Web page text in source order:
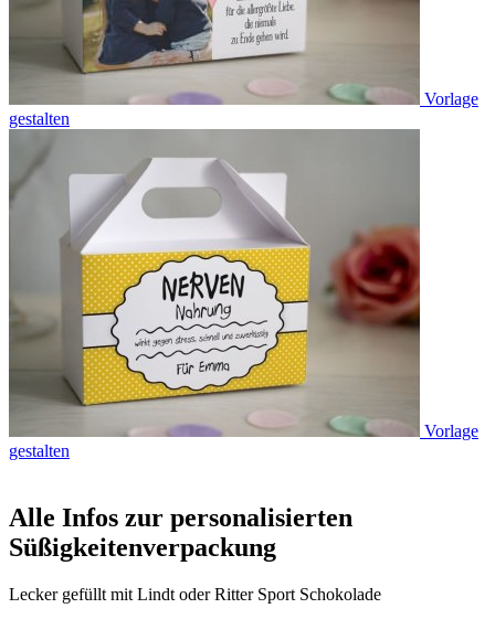
Vorlage
gestalten
Vorlage
gestalten
Alle Infos zur personalisierten
Süßigkeitenverpackung
Lecker gefüllt mit Lindt oder Ritter Sport Schokolade